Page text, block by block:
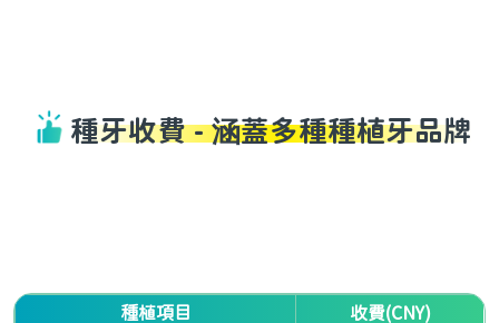
種牙收費 - 涵蓋多種種植牙品牌
種植項目 收費(CNY)